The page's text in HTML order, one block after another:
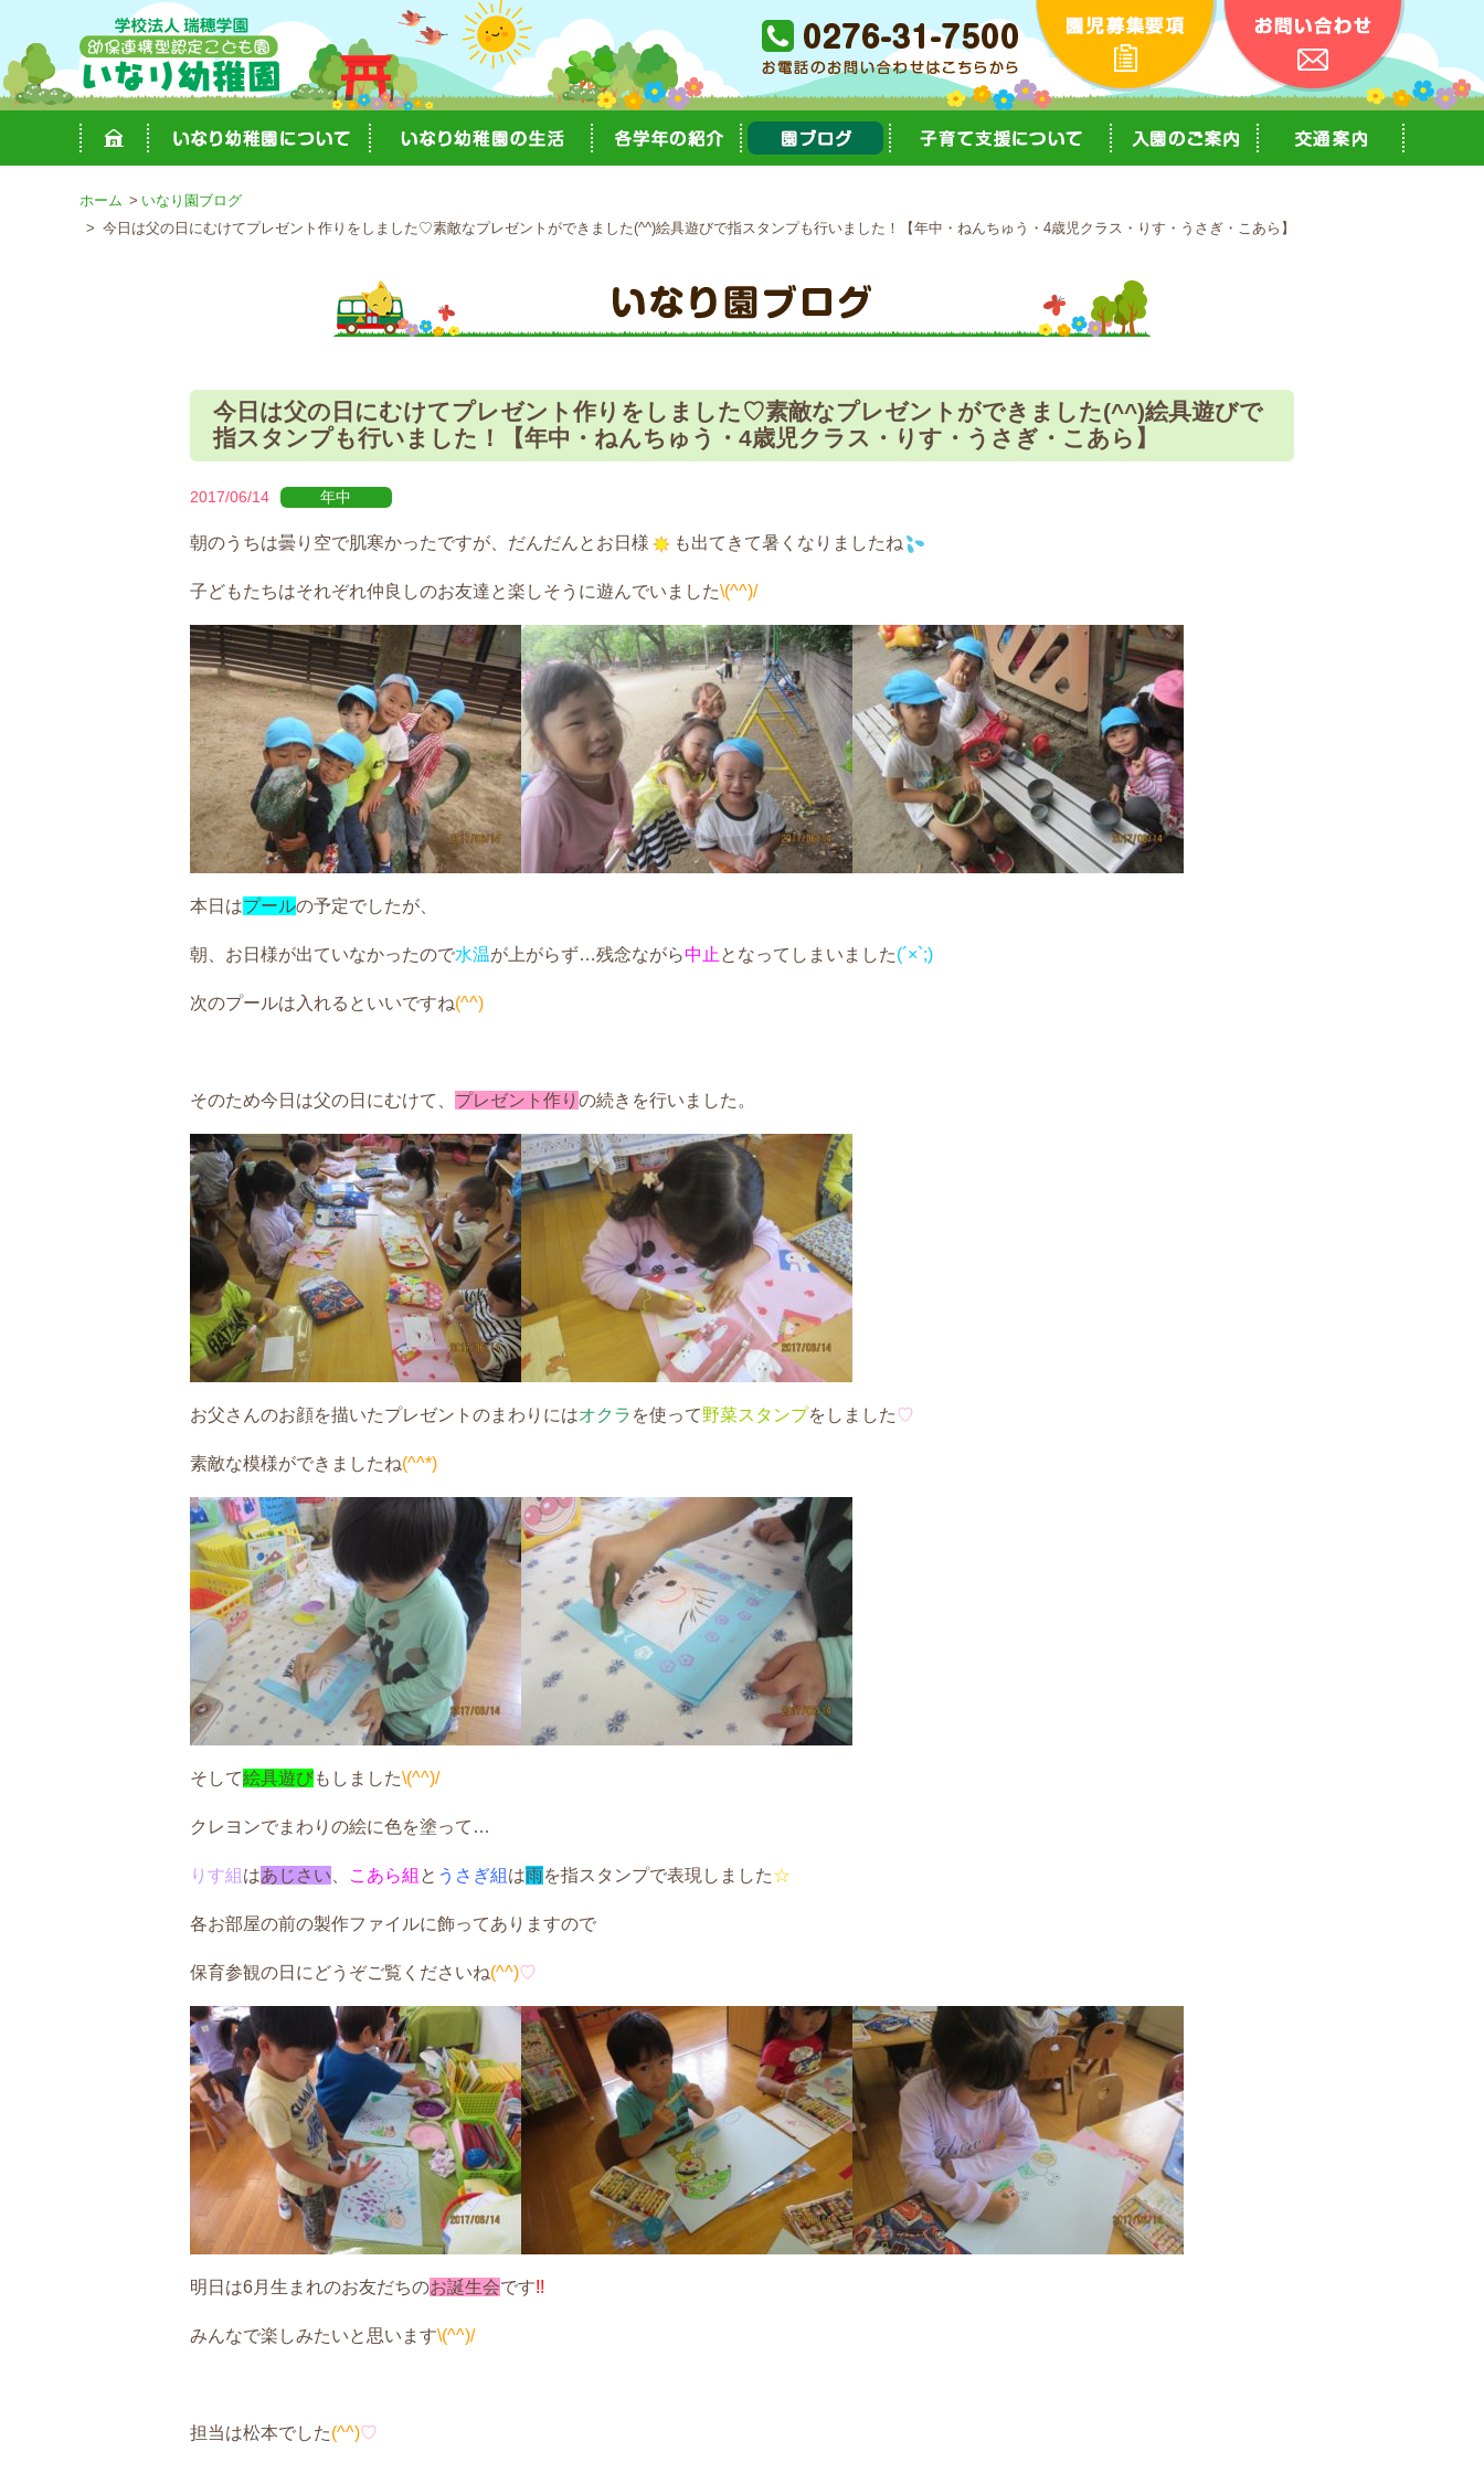
ホーム
いなり園ブログ
今日は父の日にむけてプレゼント作りをしました♡素敵なプレゼントができました(^^)絵具遊びで指スタンプも行いました！【年中・ねんちゅう・4歳児クラス・りす・うさぎ・こあら】
今日は父の日にむけてプレゼント作りをしました♡素敵なプレゼントができました(^^)絵具遊びで
指スタンプも行いました！【年中・ねんちゅう・4歳児クラス・りす・うさぎ・こあら】
2017/06/14 年中
朝のうちは曇り空で肌寒かったですが、だんだんとお日様 も出てきて暑くなりましたね
子どもたちはそれぞれ仲良しのお友達と楽しそうに遊んでいました\(^^)/
本日はプールの予定でしたが、
朝、お日様が出ていなかったので水温が上がらず…残念ながら中止 となってしまいました(´×`;)
次のプールは入れるといいですね(^^)
そのため今日は父の日にむけて、 プレゼント作り の続きを行いました。
お父さんのお顔を描いたプレゼントのまわりにはオクラ を使って野菜スタンプをしました♡
素敵な模様ができましたね(^^*)
そして絵具遊びもしました\(^^)/
クレヨンでまわりの絵に色を塗って…
りす組 はあじさい こあら組 と うさぎ組 は雨を指スタンプで表現しました☆
各お部屋の前の製作ファイルに飾ってありますので
保育参観の日にどうぞご覧くださいね(^^)♡
明日は6月生まれのお友だちのお誕生会です!!
みんなで楽しみたいと思います\(^^)/
担当は松本でした(^^)♡